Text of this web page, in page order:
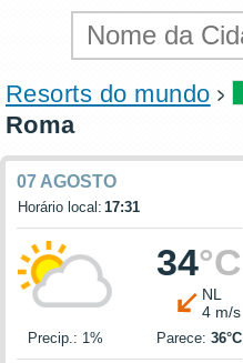
Resorts do mundo
Roma
07 AGOSTO
Horário local: 17:31
34°C
NL
4 m/s
Precip.: 1% Parece: 36°C